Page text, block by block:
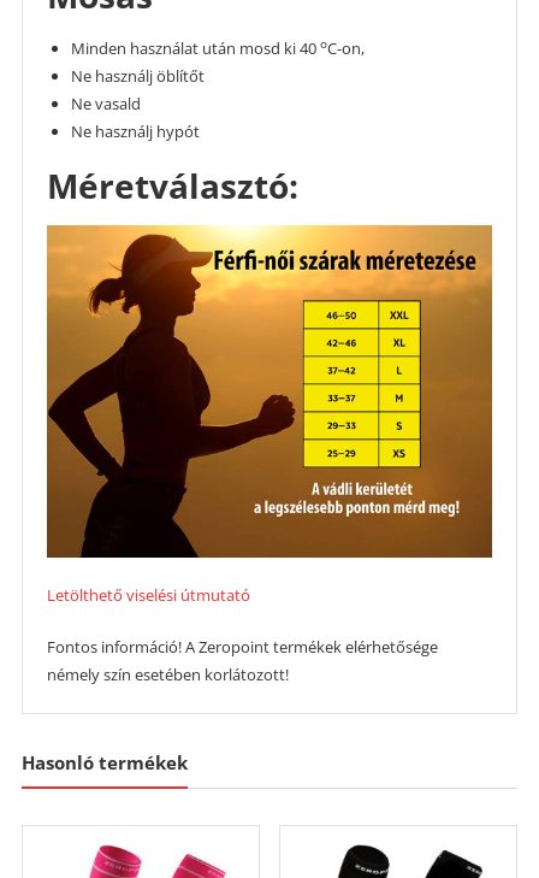
Minden használat után mosd ki 40 oC-on,
Ne használj öblítőt
Ne vasald
Ne használj hypót
Méretválasztó:
Letölthető viselési útmutató
Fontos információ! A Zeropoint termékek elérhetősége
némely szín esetében korlátozott!
Hasonló termékek